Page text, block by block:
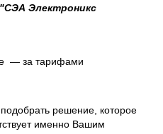
Электроникс
— за тарифами
решение, которое
именно Вашим